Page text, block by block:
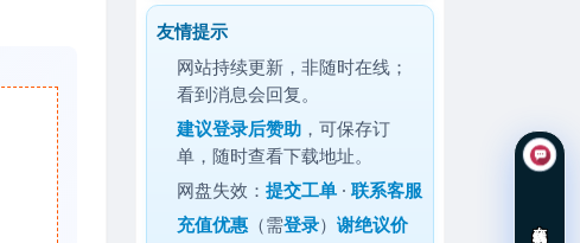
友情提示
网站持续更新，非随时在线；
看到消息会回复。
建议登录后赞助 ，可保存订
单，随时查看下载地址。
网盘失效：提交工单 ·联系客服
充值优惠 （需登录）谢绝议价